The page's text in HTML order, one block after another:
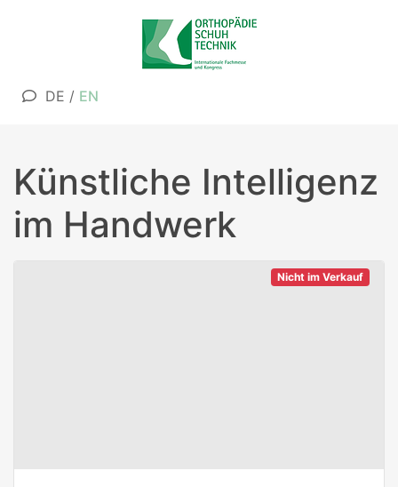
DE / EN
Künstliche Intelligenz
im Handwerk
Nicht im Verkauf